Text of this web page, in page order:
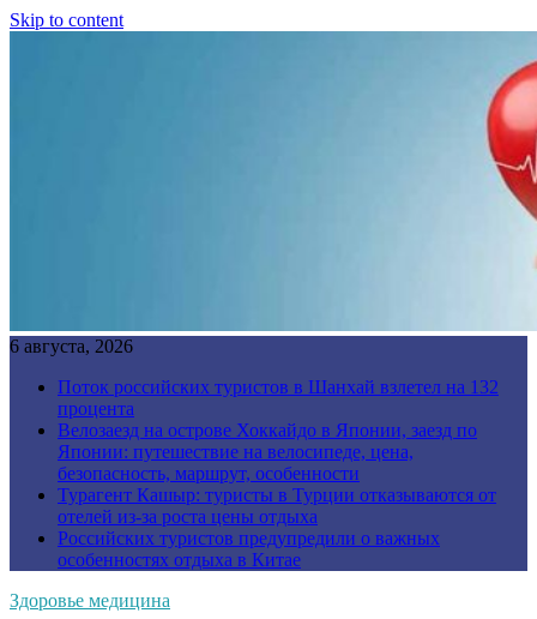
Skip to content
6 августа, 2026
Поток российских туристов в Шанхай взлетел на 132
процента
Велозаезд на острове Хоккайдо в Японии, заезд по
Японии: путешествие на велосипеде, цена,
безопасность, маршрут, особенности
Турагент Кашыр: туристы в Турции отказываются от
отелей из-за роста цены отдыха
Российских туристов предупредили о важных
особенностях отдыха в Китае
Здоровье медицина